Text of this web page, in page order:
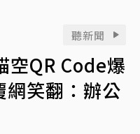
聽新聞
空QR Code爆
網笑翻：辦公